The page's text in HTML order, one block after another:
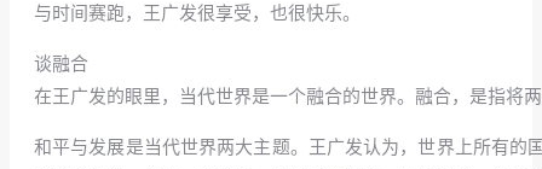
与时间赛跑，王广发很享受，也很快乐。
谈融合
在王广发的眼里，当代世界是一个融合的世界。融合，是指将
和平与发展是当代世界两大主题。王广发认为，世界上所有